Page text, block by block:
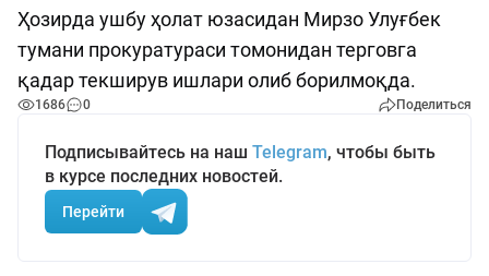
Ҳозирда ушбу ҳолат юзасидан Мирзо Улуғбек
тумани прокуратураси томонидан терговга
қадар текширув ишлари олиб борилмоқда.
1686 0 Поделиться
Подписывайтесь на наш Telegram, чтобы быть
в курсе последних новостей.
Перейти